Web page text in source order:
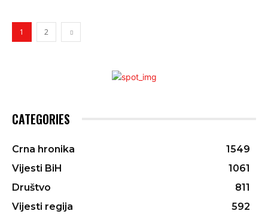
1 2
CATEGORIES
Crna hronika
1549
Vijesti BiH
1061
Društvo
811
Vijesti regija
592